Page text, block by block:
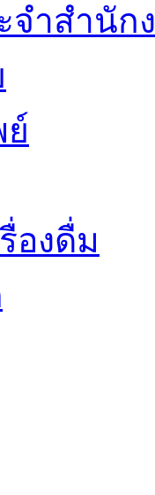
จำสำนัก
องดื่ม